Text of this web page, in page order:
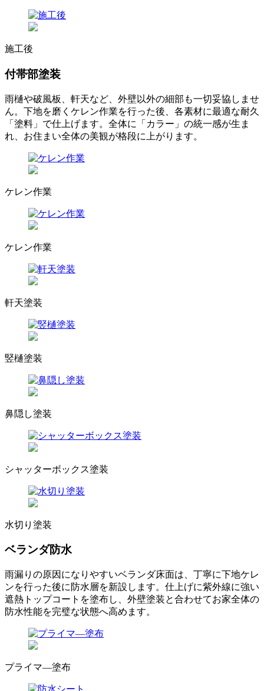
施工後
付帯部塗装
雨樋や破風板、軒天など、外壁以外の細部も一切妥協しませ
ん。下地を磨くケレン作業を行った後、各素材に最適な耐久
「塗料」で仕上げます。全体に「カラー」の統一感が生ま
れ、お住まい全体の美観が格段に上がります。
ケレン作業
ケレン作業
軒天塗装
竪樋塗装
鼻隠し塗装
シャッターボックス塗装
水切り塗装
ベランダ防水
雨漏りの原因になりやすいベランダ床面は、丁寧に下地ケレ
ンを行った後に防水層を新設します。仕上げに紫外線に強い
遮熱トップコートを塗布し、外壁塗装と合わせてお家全体の
防水性能を完璧な状態へ高めます。
プライマ―塗布